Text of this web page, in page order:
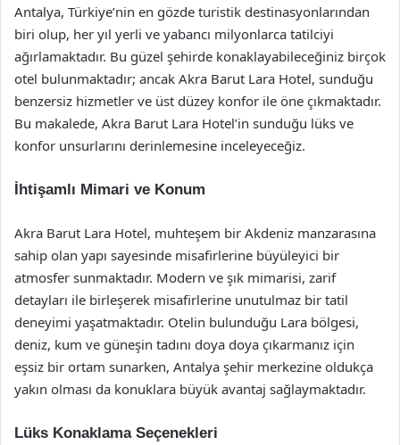
Antalya, Türkiye’nin en gözde turistik destinasyonlarından
biri olup, her yıl yerli ve yabancı milyonlarca tatilciyi
ağırlamaktadır. Bu güzel şehirde konaklayabileceğiniz birçok
otel bulunmaktadır; ancak Akra Barut Lara Hotel, sunduğu
benzersiz hizmetler ve üst düzey konfor ile öne çıkmaktadır.
Bu makalede, Akra Barut Lara Hotel’in sunduğu lüks ve
konfor unsurlarını derinlemesine inceleyeceğiz.
İhtişamlı Mimari ve Konum
Akra Barut Lara Hotel, muhteşem bir Akdeniz manzarasına
sahip olan yapı sayesinde misafirlerine büyüleyici bir
atmosfer sunmaktadır. Modern ve şık mimarisi, zarif
detayları ile birleşerek misafirlerine unutulmaz bir tatil
deneyimi yaşatmaktadır. Otelin bulunduğu Lara bölgesi,
deniz, kum ve güneşin tadını doya doya çıkarmanız için
eşsiz bir ortam sunarken, Antalya şehir merkezine oldukça
yakın olması da konuklara büyük avantaj sağlaymaktadır.
Lüks Konaklama Seçenekleri